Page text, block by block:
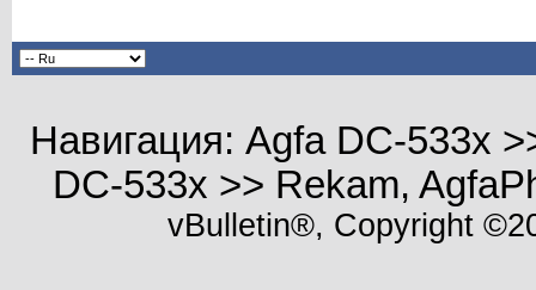
Навигация: Agfa DC-533x
DC-533x >> Rekam,
vBulletin®, Copyright